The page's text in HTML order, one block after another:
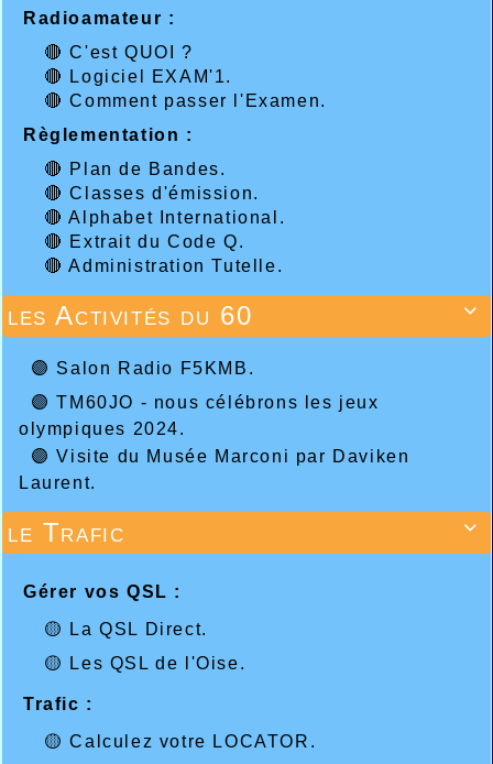
Radioamateur :
🔴 C'est QUOI ?
🔴 Logiciel EXAM'1.
🔴 Comment passer l'Examen.
Règlementation :
🔴 Plan de Bandes.
🔴 Classes d'émission.
🔴 Alphabet International.
🔴 Extrait du Code Q.
🔴 Administration Tutelle.

les Activités du 60
🟣 Salon Radio F5KMB.
🟣 TM60JO - nous célébrons les jeux
olympiques 2024.
🟣 Visite du Musée Marconi par Daviken
Laurent.

le Trafic
Gérer vos QSL :
🟡 La QSL Direct.
🟡 Les QSL de l'Oise.
Trafic :
🟡 Calculez votre LOCATOR.